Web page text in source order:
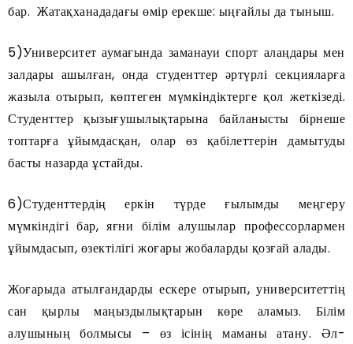
бар. Жатақханададағы өмір ерекше: ыңғайлы да тыныш.
5)Университет аумағында заманауи спорт алаңдары мен
залдары ашылған, онда студенттер әртүрлі секцияларға
жазыла отырып, көптеген мүмкіндіктерге қол жеткізеді.
Студенттер қызығушылықтарына байланысты бірнеше
топтарға ұйымдасқан, олар өз қабілеттерін дамытуды
басты назарда ұстайды.
6)Студенттердің еркін түрде ғылымды меңгеру
мүмкіндігі бар, яғни білім алушылар профессорлармен
ұйымдасып, өзектілігі жоғары жобаларды қозғай алады.
Жоғарыда атылғандарды ескере отырып, университеттің
сан қырлы маңыздылықтарын көре аламыз. Білім
алушының болмысы – өз ісінің маманы атану. Әл-